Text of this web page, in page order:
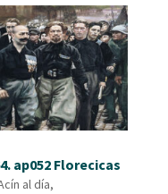
ap052 Florecicas
al día,